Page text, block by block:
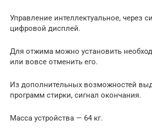
Управление интеллектуальное, через
цифровой дисплей.
Для отжима можно установить
или вовсе отменить его.
Из дополнительных возможностей
программ стирки, сигнал окончания.
Масса устройства — 64 кг.